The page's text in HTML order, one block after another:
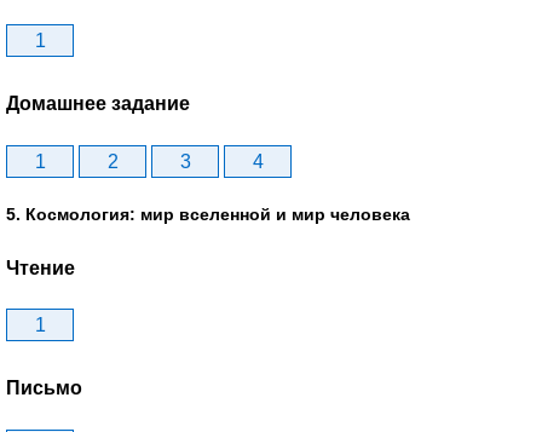
1
Домашнее задание
1 2 3 4
5. Космология: мир вселенной и мир человека
Чтение
1
Письмо